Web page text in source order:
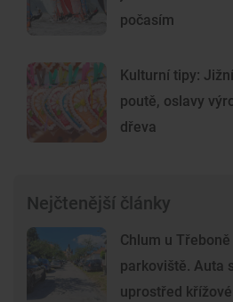
počasím
Kulturní tipy:
poutě, oslavy
dřeva
Nejčtenější články
Chlum u
parkoviště. Auta
uprostřed